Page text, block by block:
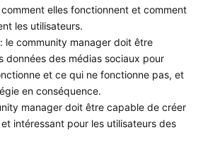
elles fonctionnent et comment
les utilisateurs.
: le community manager doit être
données des médias sociaux pour
et ce qui ne fonctionne pas, et
en conséquence.
manager doit être capable de créer
intéressant pour les utilisateurs des